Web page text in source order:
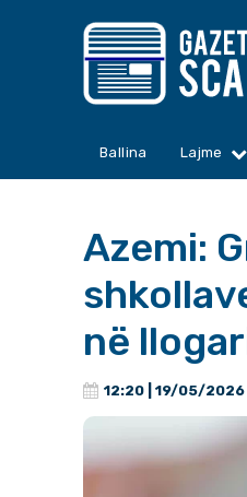
Ballina Lajme
Azemi:
në
12:20 | 19/05/2026